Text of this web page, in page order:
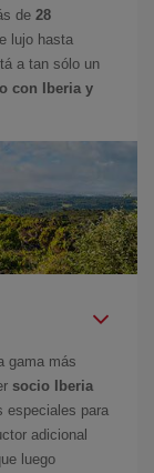
de 28
lujo hasta
a tan sólo un
con Iberia y
gama más
socio Iberia
especiales para
adicional
luego